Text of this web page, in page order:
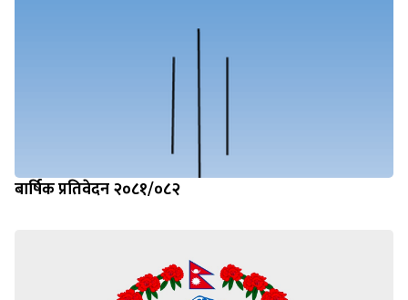
बार्षिक प्रतिवेदन २०८१/०८२